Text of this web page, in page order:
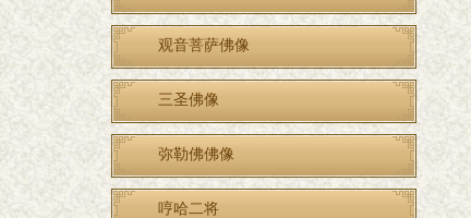
观音菩萨佛像
三圣佛像
弥勒佛佛像
哼哈二将